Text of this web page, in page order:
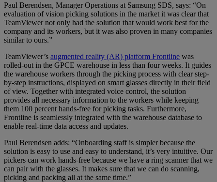
Paul Berendsen, Manager Operations at Samsung SDS, says: “On
evaluation of vision picking solutions in the market it was clear that
TeamViewer not only had the solution that would work best for the
company and its workers, but it was also proven in many companies
similar to ours.”
TeamViewer’s augmented reality (AR) platform Frontline was
rolled-out in the GPCE warehouse in less than four weeks. It guides
the warehouse workers through the picking process with clear step-
by-step instructions, displayed on smart glasses directly in their field
of view. Together with integrated voice control, the solution
provides all necessary information to the workers while keeping
them 100 percent hands-free for picking tasks. Furthermore,
Frontline is seamlessly integrated with the warehouse database to
enable real-time data access and updates.
Paul Berendsen adds: “Onboarding staff is simpler because the
solution is easy to use and easy to understand, it’s very intuitive. Our
pickers can work hands-free because we have a ring scanner that we
can pair with the glasses. It makes sure that we can do scanning,
picking and packing all at the same time.”